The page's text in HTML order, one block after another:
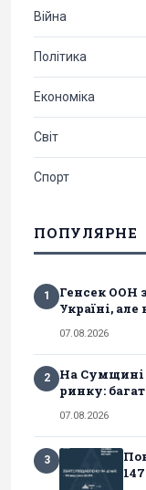
Війна
Політика
Економіка
Світ
Спорт
ПОПУЛЯРНЕ
1
Генсек ООН
Україні, але
07.08.2026
2
На Сумщині
ринку:
07.08.2026
3